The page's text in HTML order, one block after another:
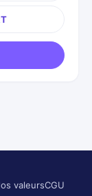
valeursCGU